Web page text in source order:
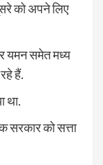
को अपने लिए
यमन समेत मध्य
हैं.
था.
सरकार को सत्ता